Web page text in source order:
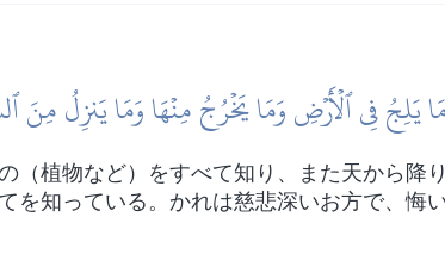
يَلِجُ فِي ٱلۡأَرۡضِ وَمَا يَخۡرُجُ مِنۡهَا وَمَا يَنزِلُ مِنَ
（植物など）をすべて知り、また天から降
を知っている。かれは慈悲深いお方で、悔